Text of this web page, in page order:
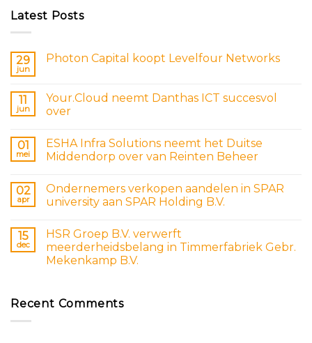
Latest Posts
29
jun
Photon Capital koopt Levelfour Networks
11
jun
Your.Cloud neemt Danthas ICT succesvol
over
01
mei
ESHA Infra Solutions neemt het Duitse
Middendorp over van Reinten Beheer
02
apr
Ondernemers verkopen aandelen in SPAR
university aan SPAR Holding B.V.
15
dec
HSR Groep B.V. verwerft
meerderheidsbelang in Timmerfabriek Gebr.
Mekenkamp B.V.
Recent Comments